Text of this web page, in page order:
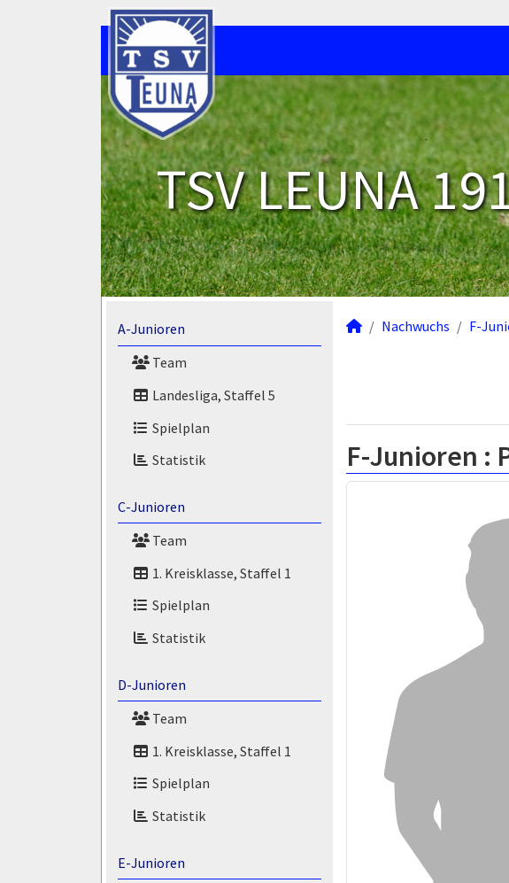
TSV LEUNA
A-Junioren
Team
Landesliga, Staffel 5
Spielplan
Statistik
C-Junioren
Team
1. Kreisklasse, Staffel 1
Spielplan
Statistik
D-Junioren
Team
1. Kreisklasse, Staffel 1
Spielplan
Statistik
E-Junioren
Nachwuchs F-
F-Junioren :